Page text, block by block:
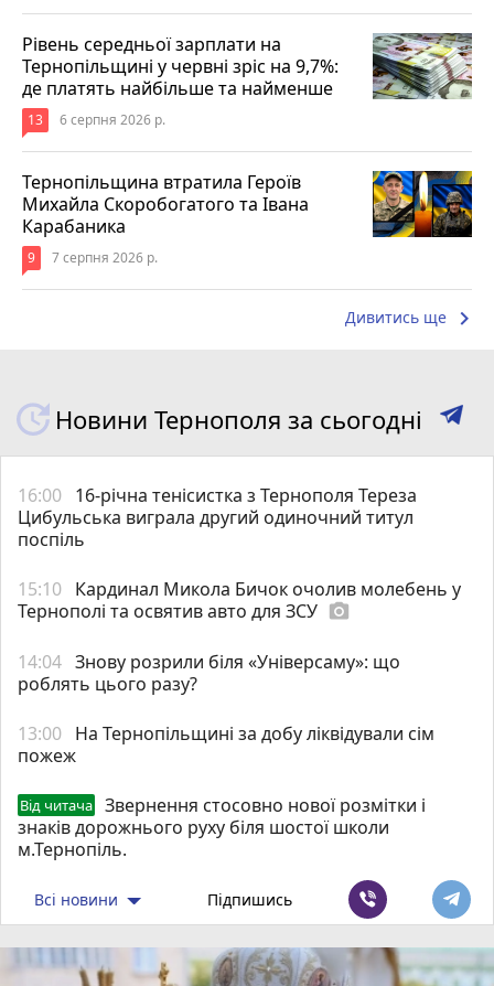
Рівень середньої зарплати на
Тернопільщині у червні зріс на 9,7%:
де платять найбільше та найменше
13 6 серпня 2026 р.
Тернопільщина втратила Героїв
Михайла Скоробогатого та Івана
Карабаника
9 7 серпня 2026 р.
Дивитись ще keyboard_arrow_right
Новини Тернополя за сьогодні
16:00 16-річна тенісистка з Тернополя Тереза
Цибульська виграла другий одиночний титул
поспіль
15:10 Кардинал Микола Бичок очолив молебень у
Тернополі та освятив авто для ЗСУ photo_camera
14:04 Знову розрили біля «Універсаму»: що
роблять цього разу?
13:00 На Тернопільщині за добу ліквідували сім
пожеж
Від читача
Звернення стосовно нової розмітки і
знаків дорожнього руху біля шостої школи
м.Тернопіль.
Всі новини Підпишись